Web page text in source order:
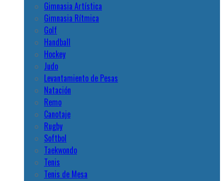
Gimnasia Artística
Gimnasia Rítmica
Golf
Handball
Hockey
Judo
Levantamiento de Pesas
Natación
Remo
Canotaje
Rugby
Softbol
Taekwondo
Tenis
Tenis de Mesa